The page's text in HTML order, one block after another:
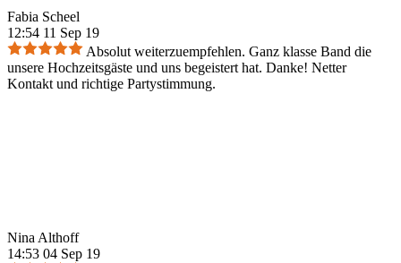
Fabia Scheel
12:54 11 Sep 19
Absolut weiterzuempfehlen. Ganz klasse Band die
unsere Hochzeitsgäste und uns begeistert hat. Danke! Netter
Kontakt und richtige Partystimmung.
Nina Althoff
14:53 04 Sep 19